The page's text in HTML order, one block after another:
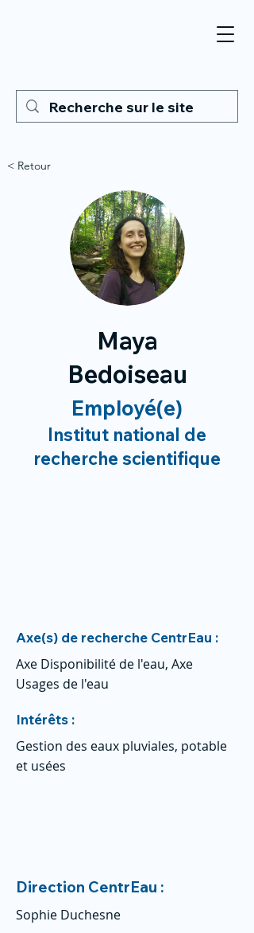
< Retour
Maya
Bedoiseau
Employé(e)
Institut national de
recherche scientifique
Axe(s) de recherche CentrEau :
Axe Disponibilité de l'eau, Axe
Usages de l'eau
Intérêts :
Gestion des eaux pluviales, potable
et usées
Direction CentrEau :
Sophie Duchesne